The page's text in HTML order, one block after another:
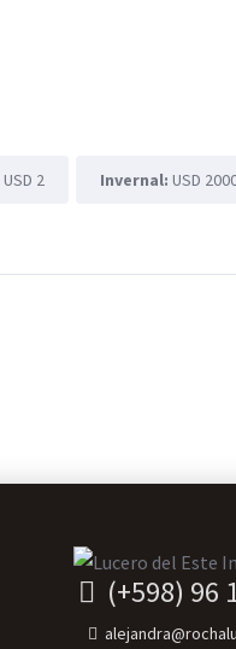
USD 2 Invernal: USD
(+598) 96